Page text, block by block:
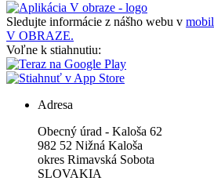
Sledujte informácie z nášho webu v
V OBRAZE.
Voľne k stiahnutiu:
Adresa
Obecný úrad - Kaloša 62
982 52 Nižná Kaloša
okres Rimavská Sobota
SLOVAKIA